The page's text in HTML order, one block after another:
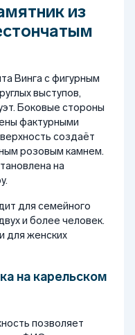
из
Винга с фигурным
выступов,
Боковые стороны
фактурными
создаёт
розовым камнем.
на
для семейного
и более человек.
для женских
на карельском
позволяет